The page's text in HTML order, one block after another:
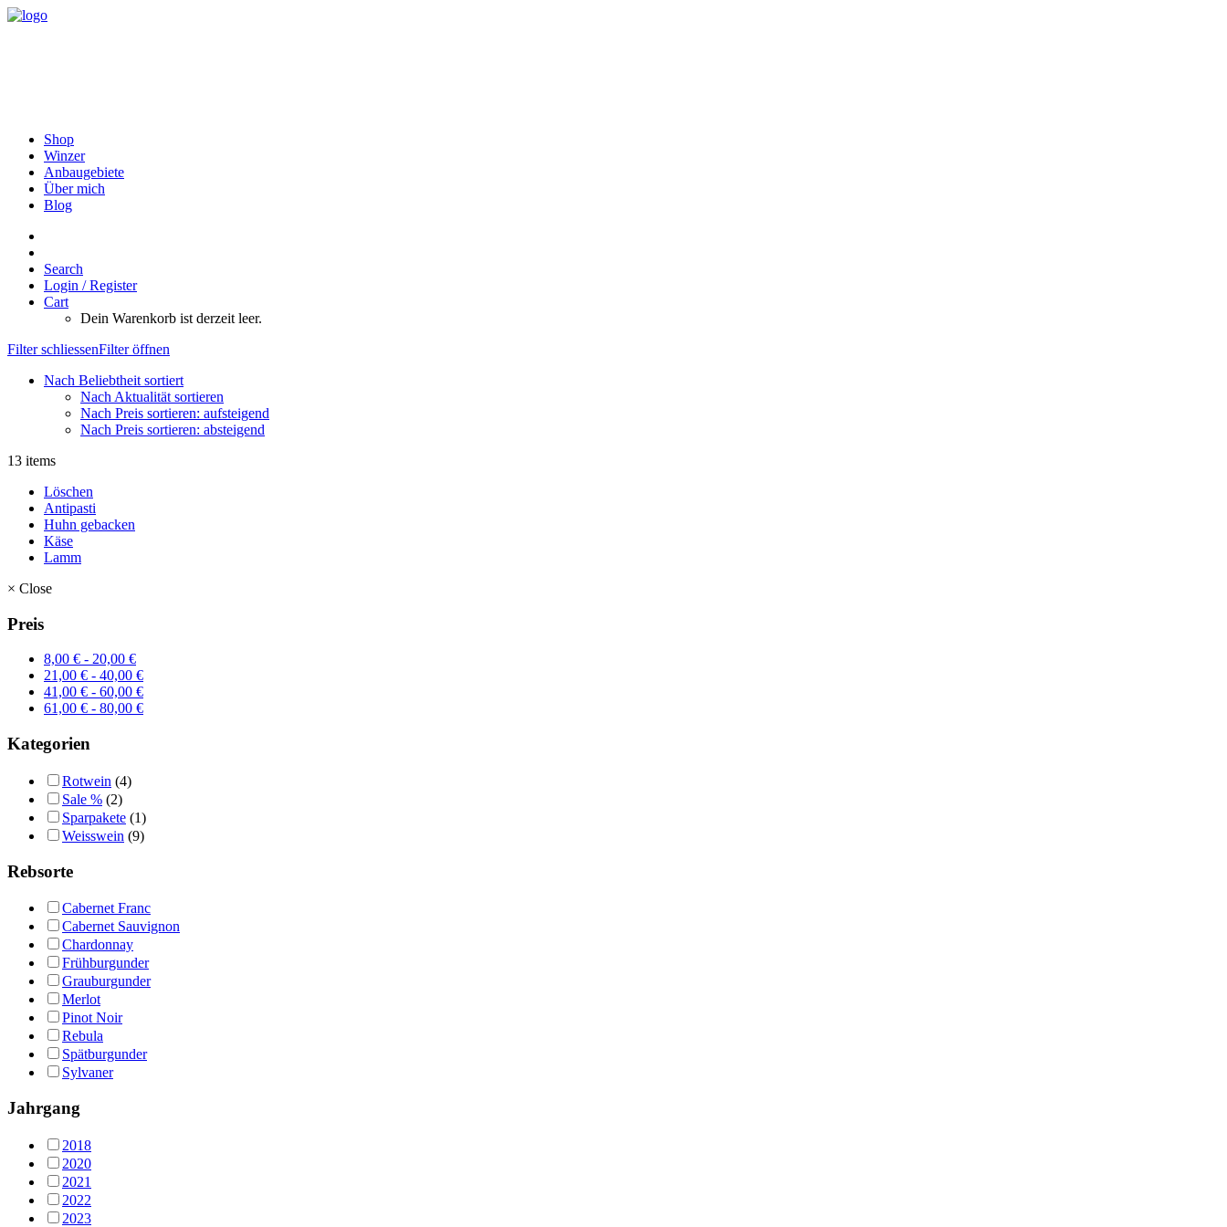
Shop
Winzer
Anbaugebiete
Über mich
Blog
Search
Login / Register
Cart
Dein Warenkorb ist derzeit leer.
Filter schliessenFilter öffnen
Nach Beliebtheit sortiert
Nach Aktualität sortieren
Nach Preis sortieren: aufsteigend
Nach Preis sortieren: absteigend
13 items
Löschen
Antipasti
Huhn gebacken
Käse
Lamm
× Close
Preis
8,00 € - 20,00 €
21,00 € - 40,00 €
41,00 € - 60,00 €
61,00 € - 80,00 €
Kategorien
Rotwein (4)
Sale % (2)
Sparpakete (1)
Weisswein (9)
Rebsorte
Cabernet Franc
Cabernet Sauvignon
Chardonnay
Frühburgunder
Grauburgunder
Merlot
Pinot Noir
Rebula
Spätburgunder
Sylvaner
Jahrgang
2018
2020
2021
2022
2023